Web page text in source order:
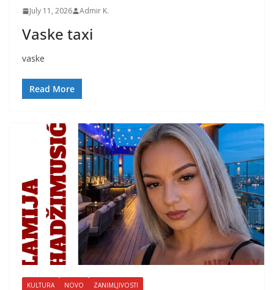
July 11, 2026 Admir K.
Vaske taxi
vaske
Read More
KULTURA NOVO ZANIMLJIVOSTI